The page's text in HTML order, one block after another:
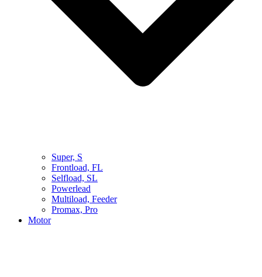
Super, S
Frontload, FL
Selfload, SL
Powerlead
Multiload, Feeder
Promax, Pro
Motor